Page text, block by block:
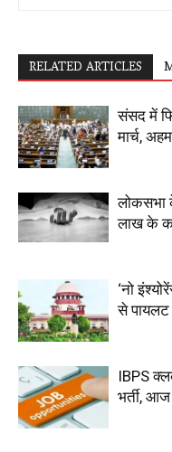
RELATED ARTICLES
संसद में
मार्च,
लोकसभा
लाख के
‘नो
से पायलट
IBPS
भर्ती,